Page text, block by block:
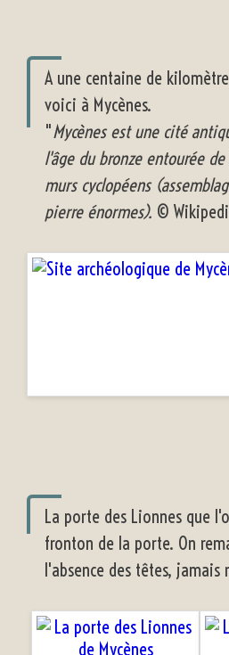
A une centaine de
voici à Mycènes.
"Mycènes est une cité
l'âge du bronze entourée
murs cyclopéens
pierre énormes). ©
La porte des Lionnes que
fronton de la porte. On
l'absence des têtes, jamais